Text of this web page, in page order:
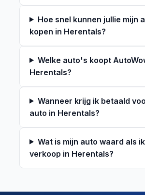
Hoe snel kunnen jullie mijn
kopen in Herentals?
Welke auto's koopt
Herentals?
Wanneer krijg ik betaald
auto in Herentals?
Wat is mijn auto waard als
verkoop in Herentals?